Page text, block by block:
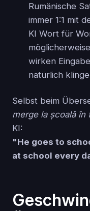
Rumänische
immer 1:1 mit
KI Wort für
wirken
natürlich
Selbst beim
merge la școală în
KI:
"He goes to
at school every